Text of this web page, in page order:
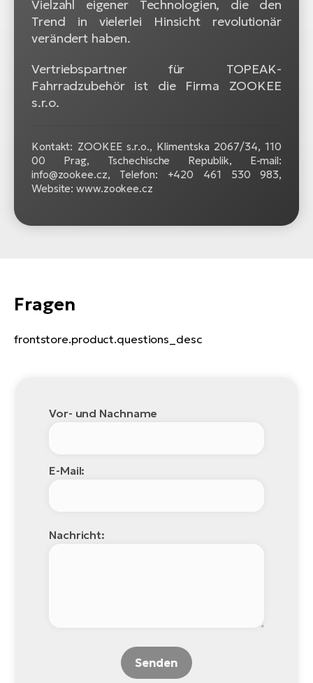
Vielzahl eigener Technologien, die den
Trend in vielerlei Hinsicht revolutionär
verändert haben.
Vertriebspartner für TOPEAK-
Fahrradzubehör ist die Firma ZOOKEE
s.r.o.
Kontakt: ZOOKEE s.r.o., Klimentska 2067/34, 110
00 Prag, Tschechische Republik, E-mail:
info@zookee.cz, Telefon: +420 461 530 983,
Website: www.zookee.cz
Fragen
frontstore.product.questions_desc
Vor- und Nachname
E-Mail:
Nachricht:
Senden